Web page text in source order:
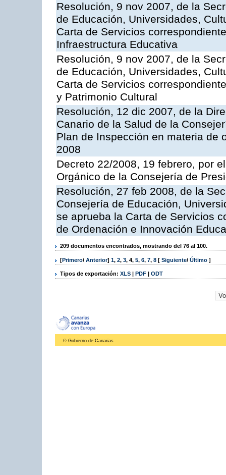
Resolución, 9 nov 2007, de la
de Educación, Universidades,
Carta de Servicios
Infraestructura Educativa
Resolución, 9 nov 2007, de la
de Educación, Universidades,
Carta de Servicios
y Patrimonio Cultural
Resolución, 12 dic 2007, de la
Canario de la Salud de la
Plan de Inspección en materia de
2008
Decreto 22/2008, 19 febrero, por
Orgánico de la Consejería de
Resolución, 27 feb 2008, de la
Consejería de Educación,
se aprueba la Carta de Servicios
de Ordenación e Innovación
209 documentos encontrados, mostrando del 76 al 100.
[Primero/ Anterior] 1, 2, 3, 4, 5, 6, 7, 8 [ Siguiente/ Último ]
Tipos de exportación: XLS | PDF | ODT
© Gobierno de Canarias